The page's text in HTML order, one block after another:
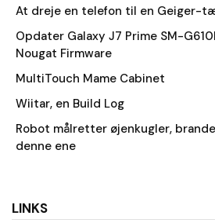
At dreje en telefon til en Geiger-
Opdater Galaxy J7 Prime SM-
Nougat Firmware
MultiTouch Mame Cabinet
Wiitar, en Build Log
Robot målretter øjenkugler,
denne ene
LINKS